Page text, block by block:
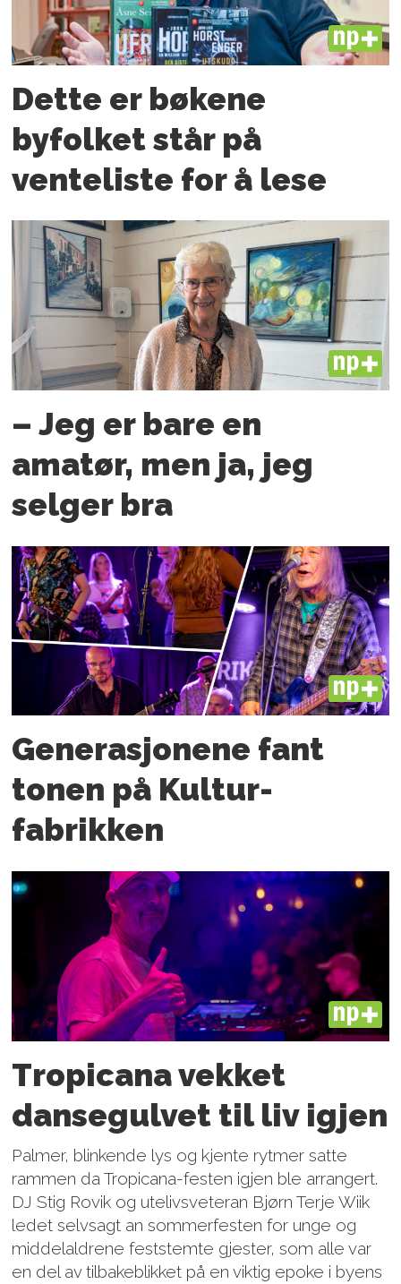
PLUS
Dette er bøkene
byfolket står på
venteliste for å lese
PLUS
– Jeg er bare en
amatør, men ja, jeg
selger bra
PLUS
Generasjonene fant
tonen på Kultur­
fabrikken
PLUS
Tropicana vekket
dansegulvet til liv igjen
Palmer, blinkende lys og kjente rytmer satte
rammen da Tropicana-festen igjen ble arrangert.
DJ Stig Rovik og utelivsveteran Bjørn Terje Wiik
ledet selvsagt an sommerfesten for unge og
middelaldrene feststemte gjester, som alle var
en del av tilbakeblikket på en viktig epoke i byens